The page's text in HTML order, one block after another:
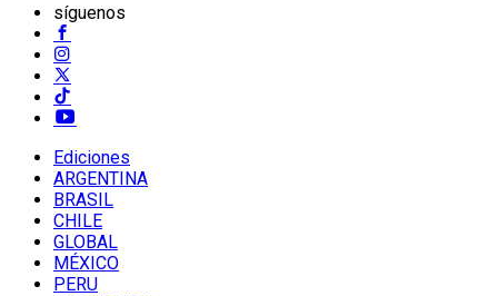
síguenos
Ediciones
ARGENTINA
BRASIL
CHILE
GLOBAL
MÉXICO
PERU